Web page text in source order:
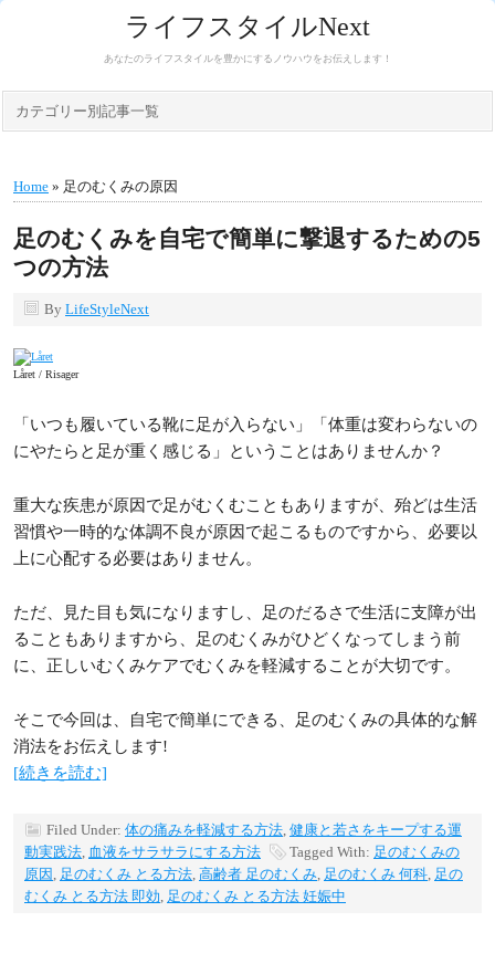
ライフスタイルNext
あなたのライフスタイルを豊かにするノウハウをお伝えします！
カテゴリー別記事一覧
Home » 足のむくみの原因
足のむくみを自宅で簡単に撃退するための5
つの方法
By LifeStyleNext
Låret / Risager
「いつも履いている靴に足が入らない」「体重は変わらないの
にやたらと足が重く感じる」ということはありませんか？
重大な疾患が原因で足がむくむこともありますが、殆どは生活
習慣や一時的な体調不良が原因で起こるものですから、必要以
上に心配する必要はありません。
ただ、見た目も気になりますし、足のだるさで生活に支障が出
ることもありますから、足のむくみがひどくなってしまう前
に、正しいむくみケアでむくみを軽減することが大切です。
そこで今回は、自宅で簡単にできる、足のむくみの具体的な解
消法をお伝えします!
[続きを読む]
Filed Under: 体の痛みを軽減する方法, 健康と若さをキープする運
動実践法, 血液をサラサラにする方法 Tagged With: 足のむくみの
原因 , 足のむくみ とる方法, 高齢者 足のむくみ, 足のむくみ 何科, 足の
むくみ とる方法 即効, 足のむくみ とる方法 妊娠中